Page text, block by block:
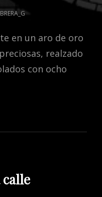
en un aro de oro
realzado
con ocho